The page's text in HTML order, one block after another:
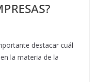
destacar cuál
la materia de la